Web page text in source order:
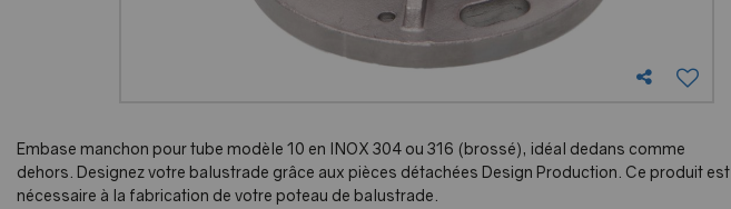
Embase manchon pour tube modèle 10 en INOX 304 ou 316 (brossé), idéal dedans comme
dehors. Designez votre balustrade grâce aux pièces détachées Design Production. Ce produit est
nécessaire à la fabrication de votre poteau de balustrade.